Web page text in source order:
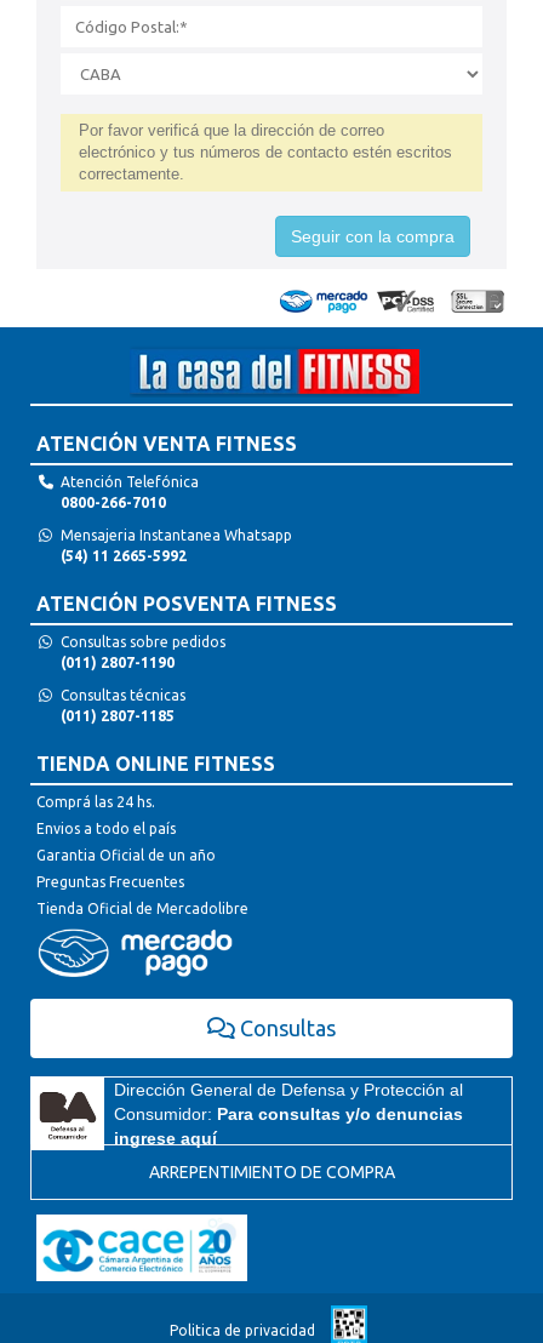
Por favor verificá que la dirección de correo
electrónico y tus números de contacto estén escritos
correctamente.
Seguir con la compra
ATENCIÓN VENTA FITNESS
Atención Telefónica
0800-266-7010
Mensajeria Instantanea Whatsapp
(54) 11 2665-5992
ATENCIÓN POSVENTA FITNESS
Consultas sobre pedidos
(011) 2807-1190
Consultas técnicas
(011) 2807-1185
TIENDA ONLINE FITNESS
Comprá las 24 hs.
Envios a todo el país
Garantia Oficial de un año
Preguntas Frecuentes
Tienda Oficial de Mercadolibre
Consultas
Dirección General de Defensa y Protección al
Consumidor: Para consultas y/o denuncias
ingrese aquí
ARREPENTIMIENTO DE COMPRA
Politica de privacidad